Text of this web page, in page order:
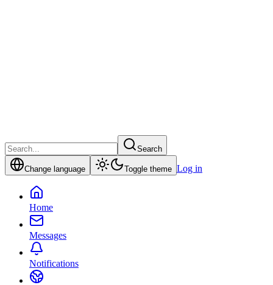
Search
Change language Toggle theme Log in
Home
Messages
Notifications